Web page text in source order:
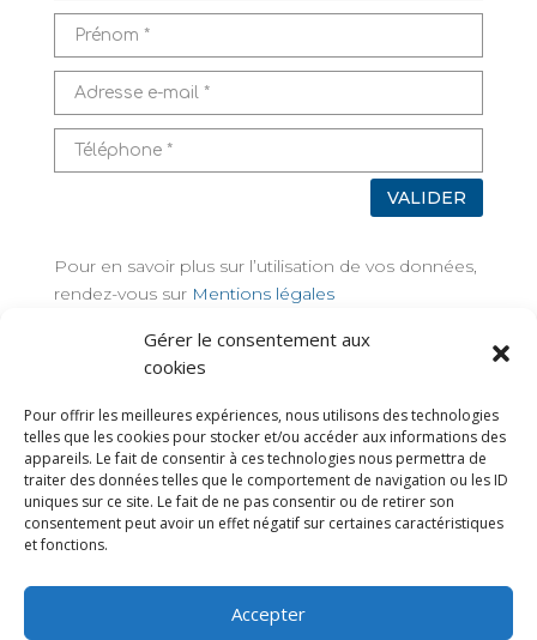
Gérer le consentement aux
cookies
Pour offrir les meilleures expériences, nous utilisons des technologies
telles que les cookies pour stocker et/ou accéder aux informations des
appareils. Le fait de consentir à ces technologies nous permettra de
traiter des données telles que le comportement de navigation ou les ID
uniques sur ce site. Le fait de ne pas consentir ou de retirer son
consentement peut avoir un effet négatif sur certaines caractéristiques
et fonctions.
Accepter
VALIDER
Pour en savoir plus sur l’utilisation de vos données,
rendez-vous sur Mentions légales